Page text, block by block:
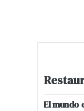
El mundo